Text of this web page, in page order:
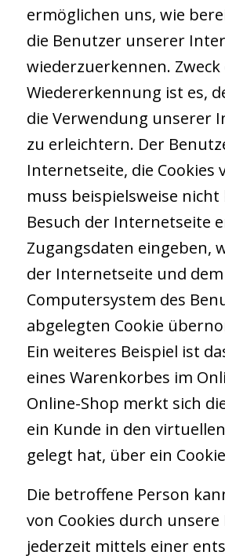
ermöglichen uns, wie
die Benutzer unserer
wiederzuerkennen. Zweck
Wiedererkennung ist es,
die Verwendung unserer
zu erleichtern. Der
Internetseite, die Cookies
muss beispielsweise nicht
Besuch der Internetseite
Zugangsdaten eingeben,
der Internetseite und
Computersystem des
abgelegten Cookie
Ein weiteres Beispiel ist
eines Warenkorbes im
Online-Shop merkt sich
ein Kunde in den
gelegt hat, über ein
Die betroffene Person
von Cookies durch
jederzeit mittels einer